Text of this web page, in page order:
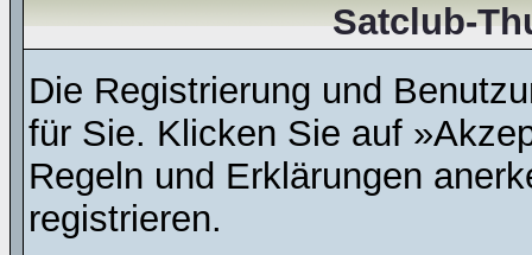
Satclub-
Die Registrierung und
für Sie. Klicken Sie auf
Regeln und Erklärungen
registrieren.